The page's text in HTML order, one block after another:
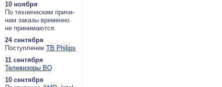
10 ноября
По тех­ни­че­ским при­чи­
нам за­ка­зы вре­мен­но
не при­ни­ма­ют­ся.
24 сентября
По­ступ­ле­ние ТВ Philips
11 сентября
Теле­ви­зо­ры BQ
10 сентября